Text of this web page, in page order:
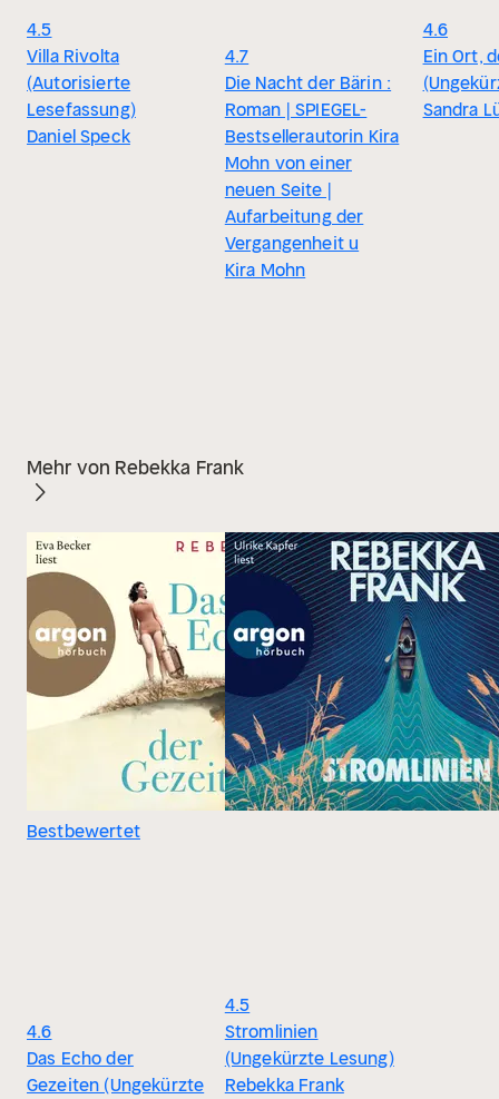
4.5
Villa Rivolta
(Autorisierte
Lesefassung)
Daniel Speck
4.7
Die Nacht der Bärin :
Roman | SPIEGEL-
Bestsellerautorin Kira
Mohn von einer
neuen Seite |
Aufarbeitung der
Vergangenheit u
Kira Mohn
4.6
Ein Ort,
Sandra
Mehr von Rebekka Frank
Bestbewertet
4.6
Das Echo der
Gezeiten (Ungekürzte
4.5
Stromlinien
(Ungekürzte Lesung)
Rebekka Frank